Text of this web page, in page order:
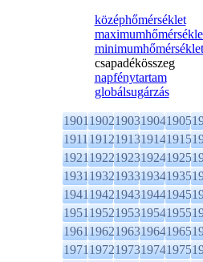
középhőmérséklet
minimumhőmérséklet
csapadékösszeg
napfénytartam
globálsugárzás
19011902190319041905
19111912191319141915
19211922192319241925
19311932193319341935
19411942194319441945
19511952195319541955
19611962196319641965
19711972197319741975